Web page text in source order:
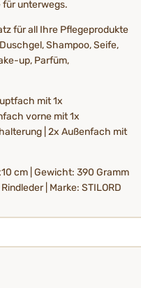
für unterwegs.
für all Ihre Pflegeprodukte
Shampoo, Seife,
up, Parfüm,
mit 1x
vorne mit 1x
| 2x Außenfach mit
cm | Gewicht: 390 Gramm
| Marke: STILORD